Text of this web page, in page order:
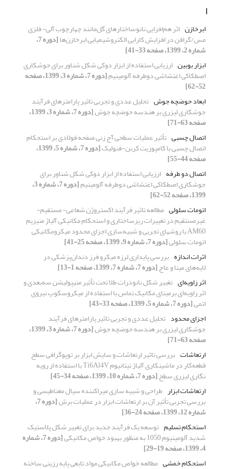
ا
ابرخازن اثر هم‌افزایی نانوساختارهای گل‌مانند چهارچوب‌ آلی- فلزی
مس/گرافن در افزایش کارایی الکتروشیمیایی ابرخازن‌ها [دوره 7،
شماره 2، 1399، صفحه 33-41]
ابزار بوبین ارزیابی استفاده از ابزار دوکی شکل شناور برای جوشکاری
اصطکاکی اغتشاشی دوطرفه آلومینیم [دوره 7، شماره 3، 1399، صفحه
52-62]
ابعاد حوضچه جوش تحلیل عددی و تجربی تاثیر پارامترهای فرآیند
جوشکاری لیزری بر هندسه حوضچه جوش [دوره 7، شماره 3، 1399،
صفحه 63-71]
اتصال چسبی تأثیر عملیات سطحی آج زنی صفحه فولادی بر استحکام
اتصال چسبی با کامپوزیت کربن-فنولیک [دوره 7، شماره 5، 1399،
صفحه 44-55]
اتصال دو طرفه ارزیابی استفاده از ابزار دوکی شکل شناور برای
جوشکاری اصطکاکی اغتشاشی دوطرفه آلومینیم [دوره 7، شماره 3،
1399، صفحه 52-62]
اتومات سلولی مطالعه تاثیر فرآیند اکستروژن شعاعی- مستقیم-
غیرمستقیم در تغییرات ریزساختاری و استحکام مکانیکی آلیاژ منیزیم
AM60 با روشهای تجربی و شبیه‌سازی اجزای محدود میکرومکانیکی
اتومات سلولی[دوره 7، شماره 9، 1399، صفحه 25-41]
اثرات اندازه بررسی پایداری لرزه میکرو فرز دندان‌پزشکی در
لایه‌های مینا و عاج[دوره 7، شماره 7، 1399، صفحه 1-13]
اثر زاویه‌ای تغییر شکل نانوذرات طلا تحت تأثیر منیپولیشن سه‌بعدی و
اثر زاویه‌ای برمبنای مکانیک تماس با استفاده از میکروسکوپ نیروی
اتمی[دوره 7، شماره 5، 1399، صفحه 33-43]
اجزای محدود تحلیل عددی و تجربی تاثیر پارامترهای فرآیند
جوشکاری لیزری بر هندسه حوضچه جوش [دوره 7، شماره 3، 1399،
صفحه 63-71]
ارتعاشات بررسی تاثیر ارتعاشات و سایش ابزار بر توپوگرافی سطح
قطعه‌کار در ماشینکاری آلیاژ تیتانیوم Ti6Al4V با استفاده از رویه
نگاری لیزری سطح[دوره 7، شماره 10، 1399، صفحه 34-45]
ارتعاشات ابزار طراحی و شبیه سازی میراکننده سیال مغناطیسی و
بررسی تجربی تأثیر آن بر ارتعاشات ابزار در عملیات برش [دوره 7،
شماره 12، 1399، صفحه 24-36]
استحکام تسلیم توسعه یک فرآیند جدید برای تغییر شکل پلاستیک
شدید آلومینیوم 1050 به منظور بهبود خواص مکانیکی [دوره 7، شماره
4، 1399، صفحه 19-29]
استحکام خمشی مطالعه خواص مکانیکی مواد تابعی پایه رزینی ساخته